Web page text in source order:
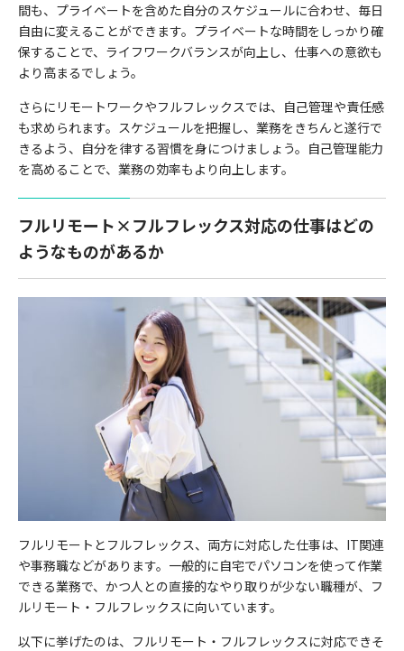
間も、プライベートを含めた自分のスケジュールに合わせ、毎日
自由に変えることができます。プライベートな時間をしっかり確
保することで、ライフワークバランスが向上し、仕事への意欲も
より高まるでしょう。
さらにリモートワークやフルフレックスでは、自己管理や責任感
も求められます。スケジュールを把握し、業務をきちんと遂行で
きるよう、自分を律する習慣を身につけましょう。自己管理能力
を高めることで、業務の効率もより向上します。
フルリモート×フルフレックス対応の仕事はどの
ようなものがあるか
フルリモートとフルフレックス、両方に対応した仕事は、IT関連
や事務職などがあります。一般的に自宅でパソコンを使って作業
できる業務で、かつ人との直接的なやり取りが少ない職種が、フ
ルリモート・フルフレックスに向いています。
以下に挙げたのは、フルリモート・フルフレックスに対応できそ